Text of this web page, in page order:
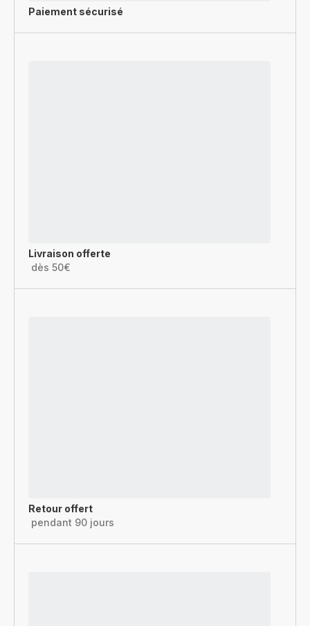
Paiement sécurisé
Livraison offerte
dès 50€
Retour offert
pendant 90 jours